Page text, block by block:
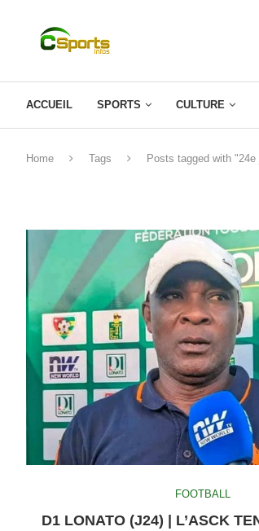
ACCUEIL SPORTS CULTURE
Home Tags Posts tagged with "24e
FOOTBALL
D1 LONATO (J24) | L’ASCK